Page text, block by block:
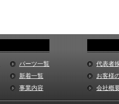
パーツ一覧
新着一覧
事業内容
代表者
お客様
会社概